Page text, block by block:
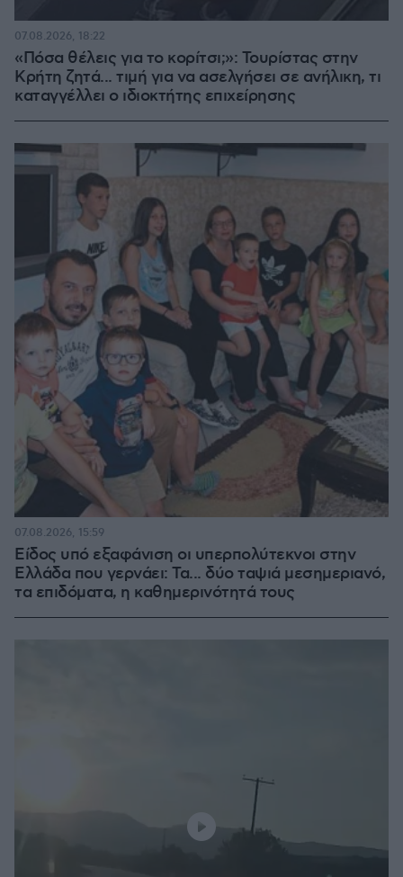
«Πόσα θέλεις για το κορίτσι;»: Τουρίστας στην
Κρήτη ζητά... τιμή για να ασελγήσει σε ανήλικη, τι
καταγγέλλει ο ιδιοκτήτης επιχείρησης
07.08.2026, 18:22
Είδος υπό εξαφάνιση οι υπερπολύτεκνοι στην
Ελλάδα που γερνάει: Τα... δύο ταψιά μεσημεριανό,
τα επιδόματα, η καθημερινότητά τους
07.08.2026, 15:59